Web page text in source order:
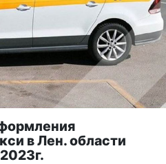
в Лен. области